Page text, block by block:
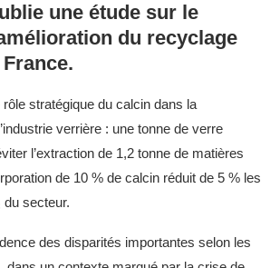
un enjeu central pour
carbone en 2050.
une étude sur le
du recyclage
rôle stratégique du calcin dans la
verrière : une tonne de verre
l’extraction de 1,2 tonne de matières
de 10 % de calcin réduit de 5 % les
secteur.
des disparités importantes selon les